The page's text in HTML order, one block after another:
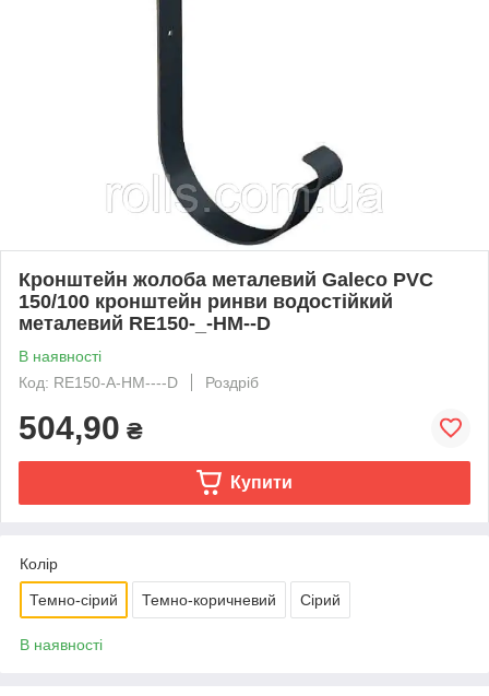
Кронштейн жолоба металевий Galeco PVC
150/100 кронштейн ринви водостійкий
металевий RE150-_-HM--D
В наявності
Код: RE150-A-HM----D
Роздріб
504,90 ₴
Купити
Колір
Темно-сірий Темно-коричневий Сірий
В наявності